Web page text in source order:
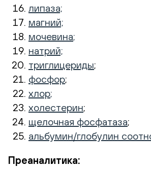
липаза;
магний;
мочевина;
натрий;
триглицериды;
фосфор;
хлор;
холестерин;
щелочная фосфатаза;
альбумин/глобулин
Преаналитика: